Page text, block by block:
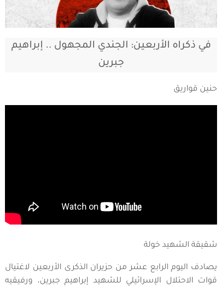
في ذكراه الأربعين: الجندي المجهول .. إبراهيم
جبرين
حنين قواريق
شقيقة الشهيد خولة
يصادف اليوم الرابع عشر من حزيران الذكرى الأربعين لاغتيال
قوات الاحتلال الإسرائيلي للشهيد إبراهيم جبرين، ورفيقيه